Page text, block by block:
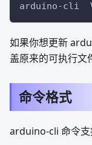
arduino-cli
如果你想更新
盖原来的可执行文
命令格式
arduino-cli 命令支